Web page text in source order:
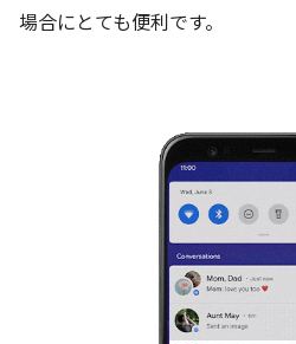
場合にとても便利です。